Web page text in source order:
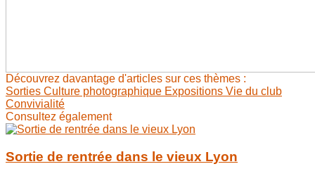
Découvrez davantage d'articles sur ces thèmes :
Sorties Culture photographique Expositions Vie du club
Convivialité
Consultez également
Sortie de rentrée dans le vieux Lyon